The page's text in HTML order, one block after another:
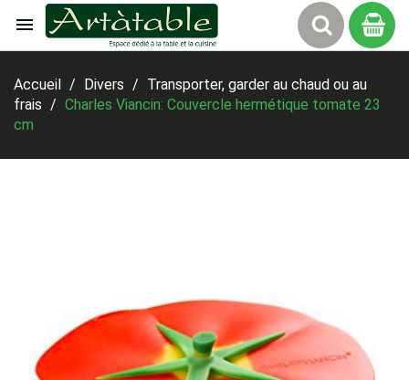

Accueil
Divers
Transporter, garder au chaud ou au
frais
Charles Viancin: Couvercle hermétique tomate 23
cm